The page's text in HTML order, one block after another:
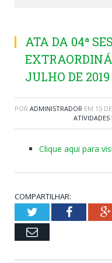
ATA DA 04ª
JULHO DE 2019
POR ADMINISTRADOR EM 15
ATIVIDADES
Clique aqui para
COMPARTILHAR:
TwitterFacebook
Email